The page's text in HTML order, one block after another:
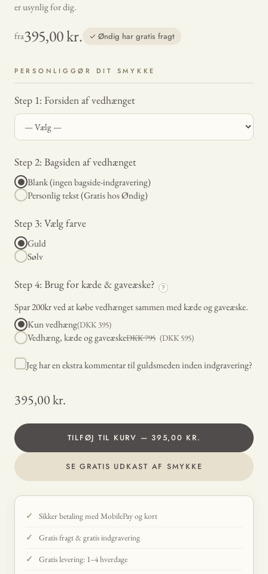
er usynlig for dig.
fra395,00 kr. ✓ Øndig har gratis fragt
PERSONLIGGØR DIT SMYKKE
Step 1: Forsiden af vedhænget
Step 2: Bagsiden af vedhænget
Blank (ingen bagside-indgravering)
Personlig tekst (Gratis hos Øndig)
Step 3: Vælg farve
Guld
Sølv
Step 4: Brug for kæde & gaveæske? ?
Spar 200kr ved at købe vedhænget sammen med kæde og gaveæske.
Kun vedhæng(DKK 395)
Vedhæng, kæde og gaveæskeDKK795 (DKK 595)
Jeg har en ekstra kommentar til guldsmeden inden indgravering?
395,00 kr.
TILFØJ TIL KURV — 395,00 KR.
SE GRATIS UDKAST AF SMYKKE
Sikker betaling med MobilePay og kort
Gratis fragt & gratis indgravering
Gratis levering: 1–4 hverdage